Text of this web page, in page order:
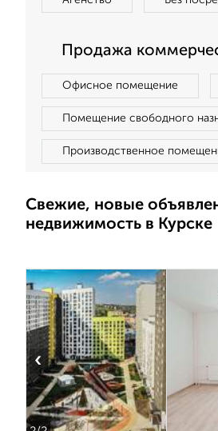
Продажа
Офисное помещение
Помещение свободного
Производственное
Свежие, новые
недвижимость в Курске
‹